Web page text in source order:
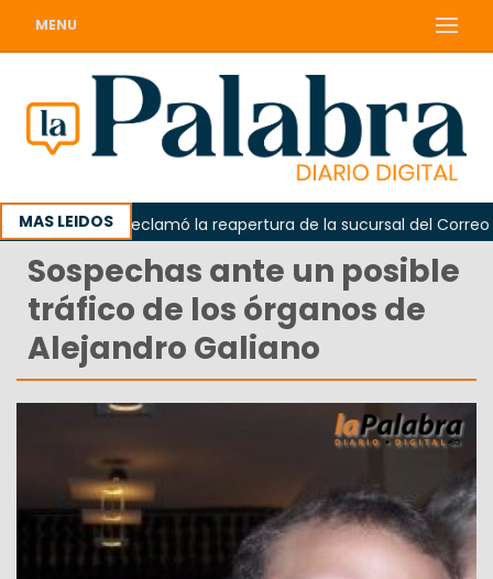
MENU
MAS LEIDOS
Odarda reclamó la reapertura de la sucursal del Correo
Sospechas ante un posible
tráfico de los órganos de
Alejandro Galiano